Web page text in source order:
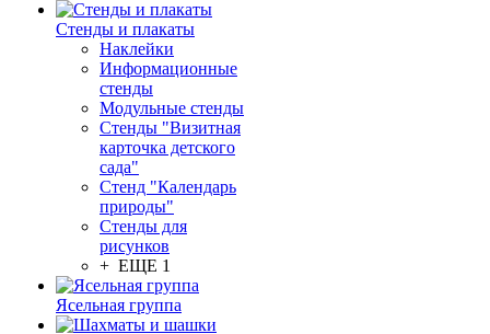
Стенды и плакаты
Наклейки
Информационные
стенды
Модульные стенды
Стенды "Визитная
карточка детского
сада"
Стенд "Календарь
природы"
Стенды для
рисунков
+ ЕЩЕ 1
Ясельная группа